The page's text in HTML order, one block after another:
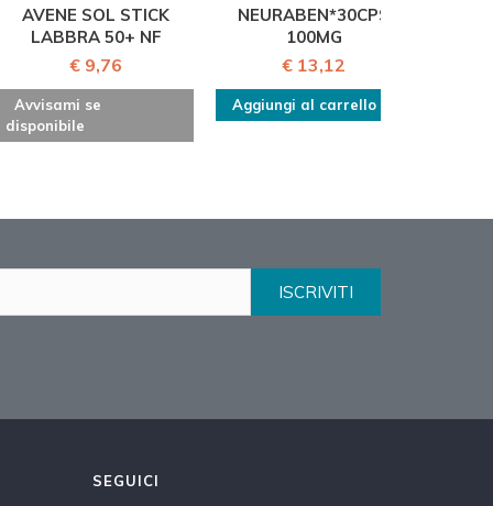
AVENE SOL STICK
LABBRA 50+ NF
€ 9,76
Avvisami se
disponibile
NEURABEN*30CPS
100MG
€ 13,12
Aggiungi al carrello
ISCRIVITI
SEGUICI